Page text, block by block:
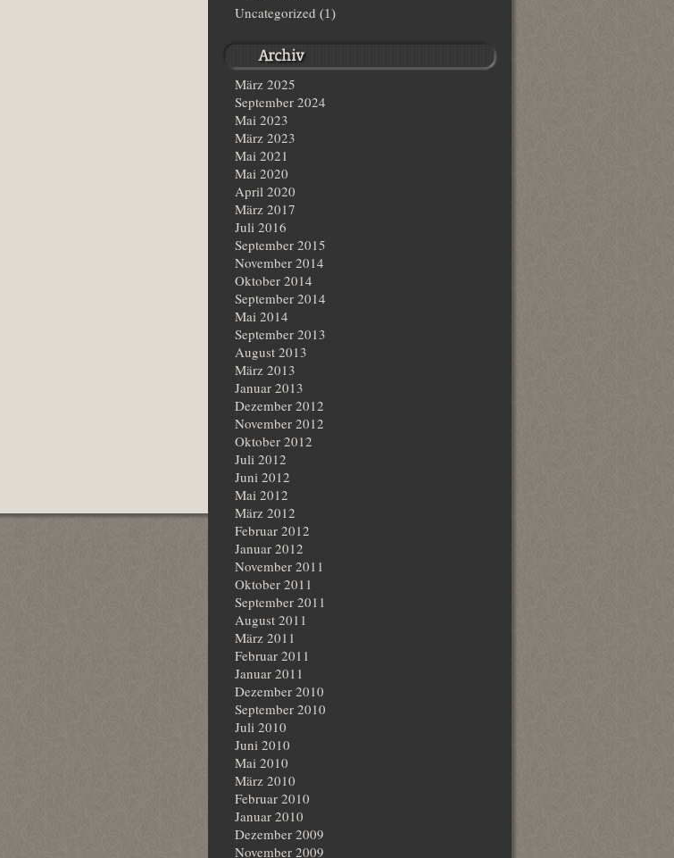
Uncategorized (1)
März 2025
September 2024
Mai 2023
März 2023
Mai 2021
Mai 2020
April 2020
März 2017
Juli 2016
September 2015
November 2014
Oktober 2014
September 2014
Mai 2014
September 2013
August 2013
März 2013
Januar 2013
Dezember 2012
November 2012
Oktober 2012
Juli 2012
Juni 2012
Mai 2012
März 2012
Februar 2012
Januar 2012
November 2011
Oktober 2011
September 2011
August 2011
März 2011
Februar 2011
Januar 2011
Dezember 2010
September 2010
Juli 2010
Juni 2010
Mai 2010
März 2010
Februar 2010
Januar 2010
Dezember 2009
November 2009